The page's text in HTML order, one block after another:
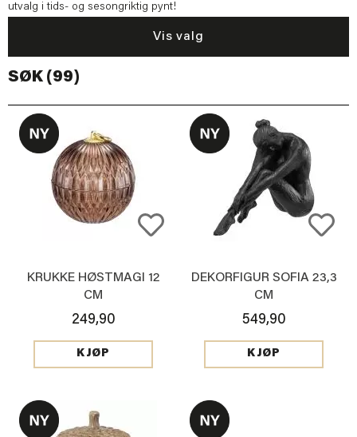
utvalg i tids- og sesongriktig pynt!
Vis valg
SØK (99)
KRUKKE HØSTMAGI 12
CM
249,90
KJØP
DEKORFIGUR SOFIA 23,3
CM
549,90
KJØP